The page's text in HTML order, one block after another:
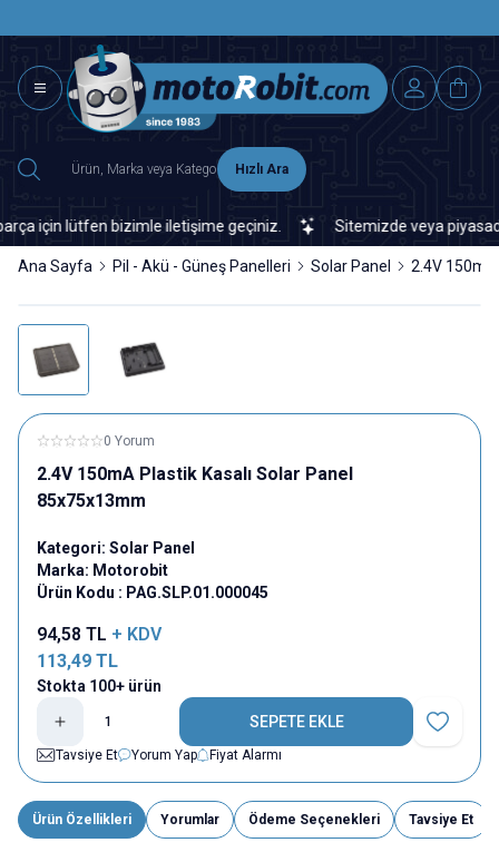
Hızlı Ara
için lütfen bizimle iletişime geçiniz. Sitemizde veya piyasada
Ana Sayfa Pil - Akü - Güneş Panelleri Solar Panel 2.4V
0 Yorum
2.4V 150mA Plastik Kasalı Solar Panel
85x75x13mm
Kategori: Solar Panel
Marka: Motorobit
Ürün Kodu : PAG.SLP.01.000045
94,58 TL + KDV
113,49 TL
Stokta 100+ ürün
SEPETE EKLE
Favoriye
Tavsiye Et
Yorum Yap Fiyat Alarmı
Ürün Özellikleri Yorumlar Ödeme Seçenekleri Tavsiye Et